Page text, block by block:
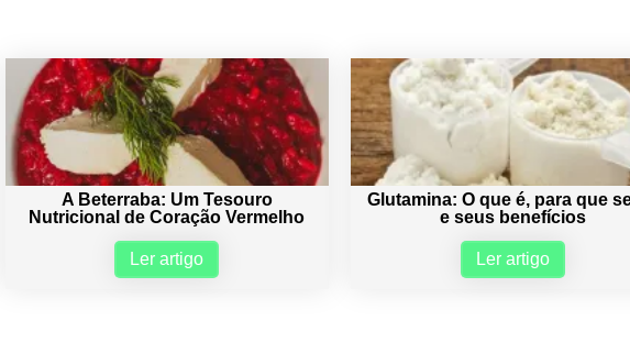
A Beterraba: Um Tesouro
Nutricional de Coração Vermelho
Ler artigo
Glutamina: O que é, para que
e seus benefícios
Ler artigo